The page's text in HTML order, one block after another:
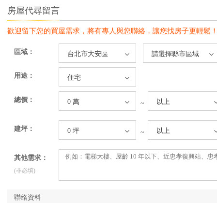
房屋代尋留言
歡迎留下您的買屋需求，將有專人與您聯絡，讓您找房子更輕鬆
區域： 台北市大安區 請選擇縣市區域
用途： 住宅
總價： 0 萬 ~ 以上
建坪： 0 坪 ~ 以上
其他需求：
(非必填)
聯絡資料